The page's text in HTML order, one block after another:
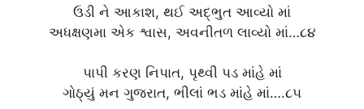
ઉડી ને આકાશ, થઈ અદ્ભુત આવ્યો માં
અધક્ષણમા એક શ્વાસ, અવનીતળ લાવ્યો માં…૮૪
પાપી કરણ નિપાત, પૃથ્વી પડ માંહે માં
ગોઠ્યું મન ગુજરાત, ભીલાં ભડ માંહે માં….૮૫